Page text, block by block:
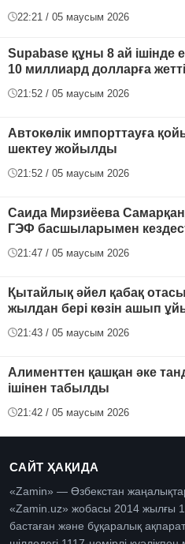
22:21 / 05 маусым 2026
Supabase құны 8 ай ішінде
10 миллиард долларға жетті
21:52 / 05 маусым 2026
Автокөлік импорттауға
шектеу жойылды
21:52 / 05 маусым 2026
Саида Мирзиёева
ГЭФ басшыларымен
21:47 / 05 маусым 2026
Қытайлық әйел қабақ
жылдан бері көзін ашып
21:43 / 05 маусым 2026
Алименттен қашқан әке
ішінен табылды
21:42 / 05 маусым 2026
САЙТ ҲАҚИДА
«Zamin» — Өзбекстан
«Zamin.uz» жобасы 2014 жылғы 1
бастаған және бұқаралық